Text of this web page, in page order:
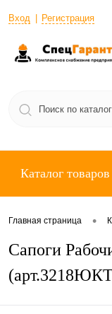
Вход Регистрация
Каталог товаров
Главная страница •
Сапоги